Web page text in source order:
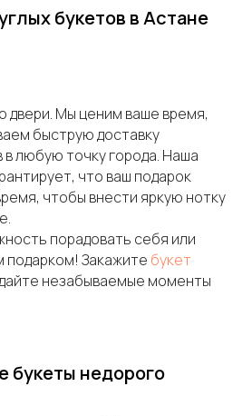
букетов в Астане
двери. Мы ценим ваше время,
быструю доставку
в любую точку города. Наша
что ваш подарок
чтобы внести яркую нотку
порадовать себя или
подарком! Закажите букет
незабываемые моменты
букеты недорого